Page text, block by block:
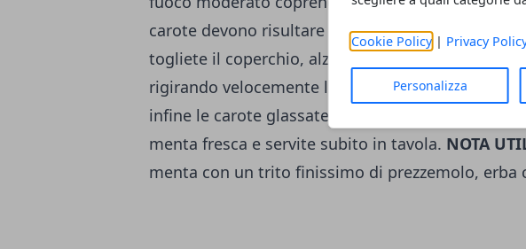
Cookie Policy| Privacy
Personalizza
carote devono risultare tenere: infilzatele con una
togliete il coperchio, alzate il fuoco e fate
rigirando velocemente le carote affinchè risultino
infine le carote glassate sul piatto di portata,
menta fresca e servite subito in tavola. NOTA
menta con un trito finissimo di prezzemolo, erba